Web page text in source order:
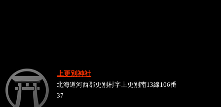
上更別神社
北海道河西郡更別村字上更別南13線106番
37